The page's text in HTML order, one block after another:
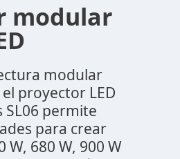
modular
modular
proyector LED
SL06 permite
para crear
W, 680 W, 900 W